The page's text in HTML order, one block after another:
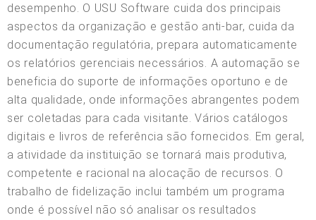
desempenho. O USU Software cuida dos principais
aspectos da organização e gestão anti-bar, cuida da
documentação regulatória, prepara automaticamente
os relatórios gerenciais necessários. A automação se
beneficia do suporte de informações oportuno e de
alta qualidade, onde informações abrangentes podem
ser coletadas para cada visitante. Vários catálogos
digitais e livros de referência são fornecidos. Em geral,
a atividade da instituição se tornará mais produtiva,
competente e racional na alocação de recursos. O
trabalho de fidelização inclui também um programa
onde é possível não só analisar os resultados